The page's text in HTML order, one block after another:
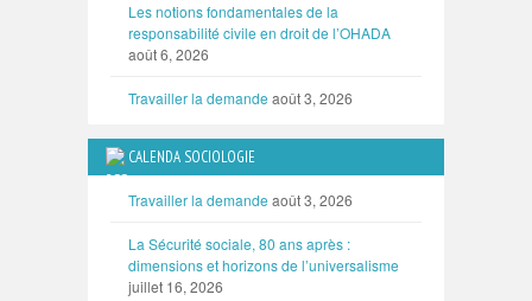
Les notions fondamentales de la
responsabilité civile en droit de l’OHADA
août 6, 2026
Travailler la demande août 3, 2026
CALENDA SOCIOLOGIE
Travailler la demande août 3, 2026
La Sécurité sociale, 80 ans après :
dimensions et horizons de l’universalisme
juillet 16, 2026